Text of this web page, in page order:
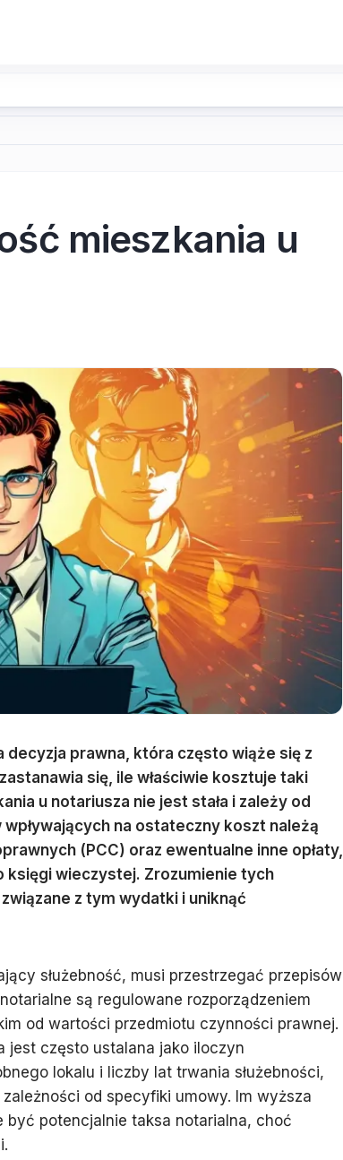
mieszkania u
decyzja prawna, która często wiąże się z
się, ile właściwie kosztuje taki
u notariusza nie jest stała i zależy od
na ostateczny koszt należą
(PCC) oraz ewentualne inne opłaty,
wieczystej. Zrozumienie tych
z tym wydatki i uniknąć
służebność, musi przestrzegać przepisów
są regulowane rozporządzeniem
od wartości przedmiotu czynności prawnej.
jest często ustalana jako iloczyn
lokalu i liczby lat trwania służebności,
od specyfiki umowy. Im wyższa
być potencjalnie taksa notarialna, choć